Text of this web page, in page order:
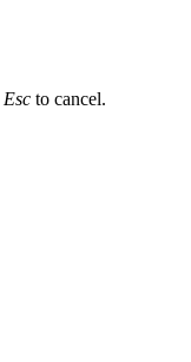
Esc to cancel.